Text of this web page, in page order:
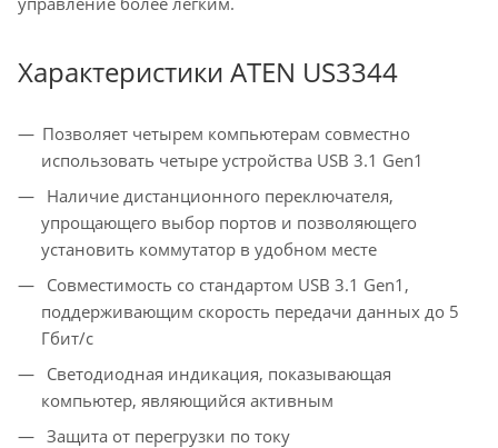
Характеристики ATEN US3344
Позволяет четырем компьютерам совместно
использовать четыре устройства USB 3.1 Gen1
Наличие дистанционного переключателя,
упрощающего выбор портов и позволяющего
установить коммутатор в удобном месте
Совместимость со стандартом USB 3.1 Gen1,
поддерживающим скорость передачи данных до 5
Гбит/с
Светодиодная индикация, показывающая
компьютер, являющийся активным
Защита от перегрузки по току